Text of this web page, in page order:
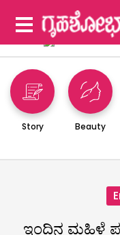
Story Beauty
ಇಂದಿನ ಮಹಿಳೆ